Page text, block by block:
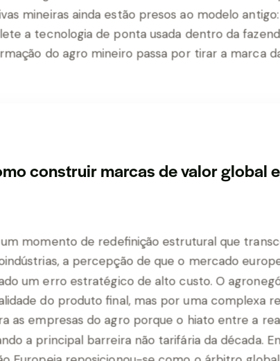
construir marcas de valor global e